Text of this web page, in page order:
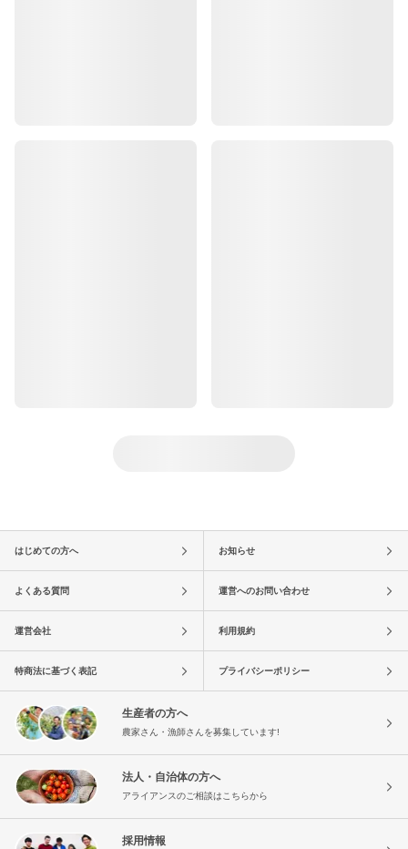
はじめての方へ お知らせ
よくある質問 運営へのお問い合わせ
運営会社 利用規約
特商法に基づく表記 プライバシーポリシー
生産者の方へ
農家さん・漁師さんを募集しています!
法人・自治体の方へ
アライアンスのご相談はこちらから
採用情報